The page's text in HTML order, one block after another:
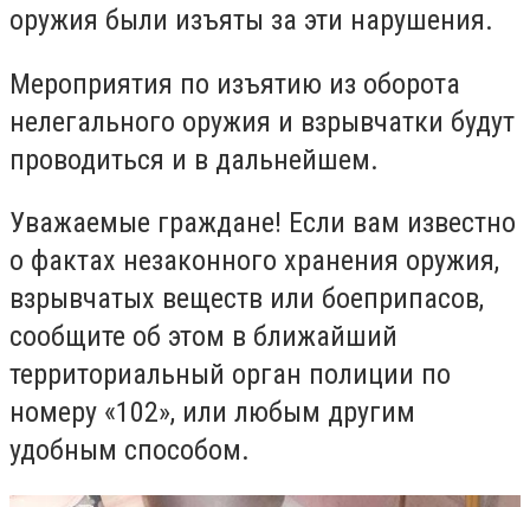
оружия были изъяты за эти нарушения.
Мероприятия по изъятию из оборота
нелегального оружия и взрывчатки будут
проводиться и в дальнейшем.
Уважаемые граждане! Если вам известно
о фактах незаконного хранения оружия,
взрывчатых веществ или боеприпасов,
сообщите об этом в ближайший
территориальный орган полиции по
номеру «102», или любым другим
удобным способом.